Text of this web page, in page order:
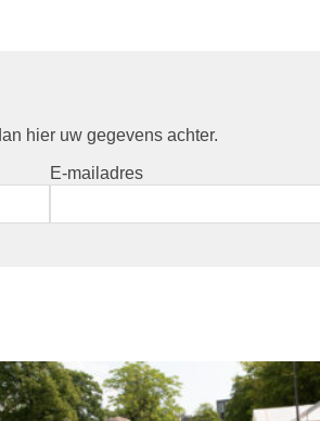
hier uw gegevens achter.
E-mailadres